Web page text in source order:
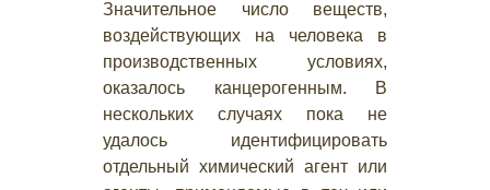
Значительное число веществ,
воздействующих на человека в
производственных условиях,
оказалось канцерогенным. В
нескольких случаях пока не
удалось идентифицировать
отдельный химический агент или